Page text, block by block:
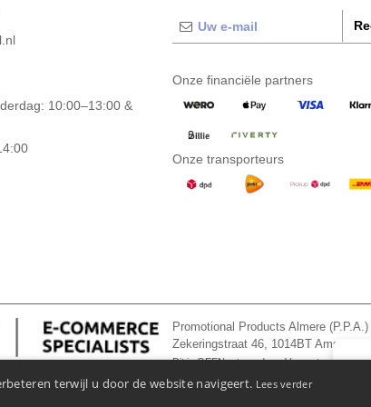
10:00–13:00 &
Onze financiële partners
Onze transporteurs
Promotional Products Almere (P.P.A.)
Zekeringstraat 46, 1014BT
Dit is GEEN retouradres. Voor
terwijl u door de website navigeert. Lees verder
Als u
ons